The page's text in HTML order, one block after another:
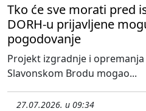
Tko će sve morati pred
DORH-u prijavljene
pogodovanje
Projekt izgradnje i
Slavonskom Brodu mogao...
27.07.2026. u 09:34